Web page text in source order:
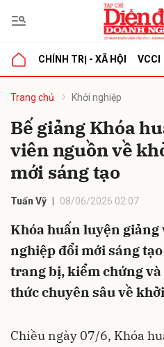
CHÍNH TRỊ - XÃ HỘI VCCI
Trang chủ Khởi nghiệp
Bế giảng Khóa
viên nguồn về
mới sáng tạo
Tuấn Vỹ 08/06/2026 02:07
Khóa huấn luyện
nghiệp đổi mới sáng
trang bị, kiểm chứng
thức chuyên sâu về
Chiều ngày 07/6, Khóa
luận